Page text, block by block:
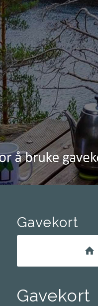
Gavekort
Gavekort